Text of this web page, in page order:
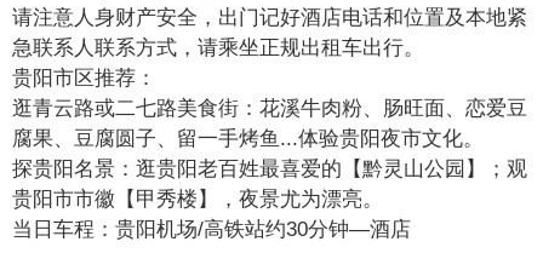
请注意人身财产安全，出门记好酒店电话和位置及本地紧
急联系人联系方式，请乘坐正规出租车出行。
贵阳市区推荐：
逛青云路或二七路美食街：花溪牛肉粉、肠旺面、恋爱豆
腐果、豆腐圆子、留一手烤鱼...体验贵阳夜市文化。
探贵阳名景：逛贵阳老百姓最喜爱的【黔灵山公园】；观
贵阳市市徽【甲秀楼】，夜景尤为漂亮。
当日车程：贵阳机场/高铁站约30分钟—酒店